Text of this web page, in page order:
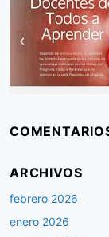
ARCHIVOS
febrero 2026
enero 2026